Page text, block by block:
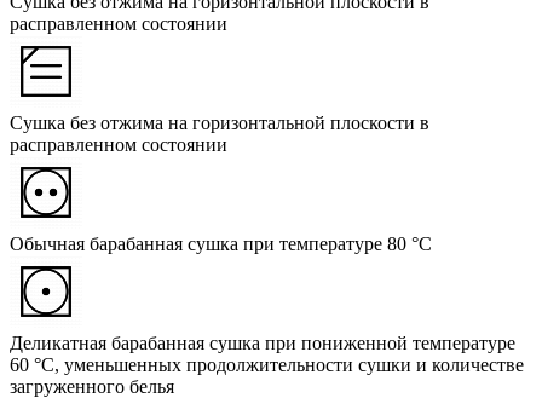
расправленном состоянии
Сушка без отжима на горизонтальной плоскости в
расправленном состоянии
Обычная барабанная сушка при температуре 80 °C
Деликатная барабанная сушка при пониженной температуре
60 °C, уменьшенных продолжительности сушки и количестве
загруженного белья